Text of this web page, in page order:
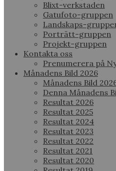
Blixt-verkstaden
Gatufoto-gruppen
Landskaps-
Porträtt-gruppen
Projekt-gruppen
Kontakta oss
Prenumerera på
Månadens Bild 2026
Månadens Bild
Denna Månadens
Resultat 2026
Resultat 2025
Resultat 2024
Resultat 2023
Resultat 2022
Resultat 2021
Resultat 2020